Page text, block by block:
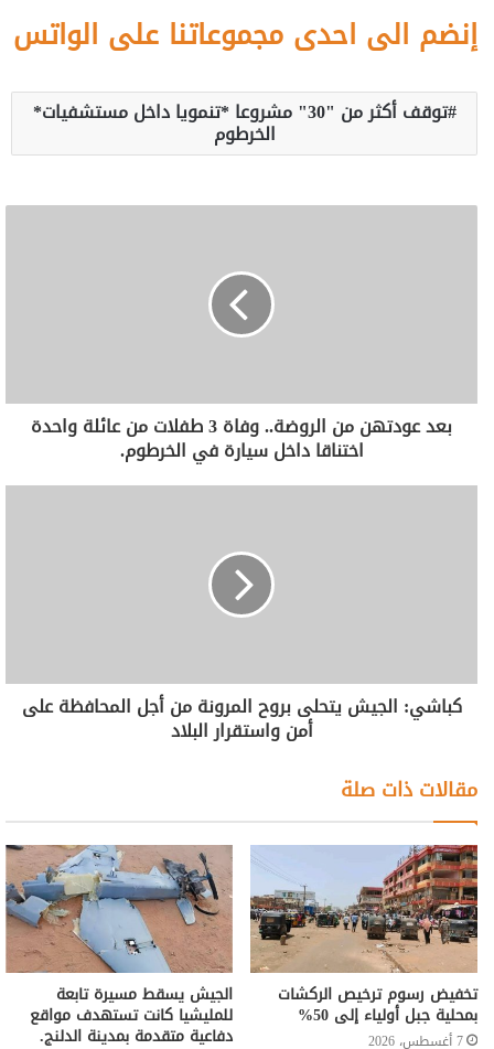
إنضم الى احدى مجموعاتنا على الواتس
توقف أكثر من "30" مشروعا *تنمويا داخل مستشفيات*
الخرطوم
بعد عودتهن من الروضة.. وفاة 3 طفلات من عائلة واحدة
اختناقا داخل سيارة في الخرطوم.
كباشي: الجيش يتحلى بروح المرونة من أجل المحافظة على
أمن واستقرار البلاد
مقالات ذات صلة
تخفيض رسوم ترخيص الركشات
بمحلية جبل أولياء إلى 50%
7 أغسطس، 2026
الجيش يسقط مسيرة تابعة
للمليشيا كانت تستهدف مواقع
دفاعية متقدمة بمدينة الدلنج.